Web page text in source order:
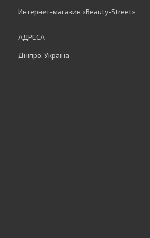
Интернет-магазин «Beauty-Street»
Дніпро, Україна